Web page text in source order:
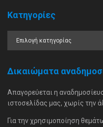
Κατηγορίες
Δικαιώματα
Απαγορεύεται η
ιστοσελίδας μας, χωρίς την
Για την χρησιμοποίηση